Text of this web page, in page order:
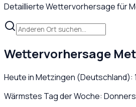
Detaillierte Wettervorhersage für
Wettervorhersage
Heute inMetzingen (Deutschland):
Wärmstes Tag der Woche: